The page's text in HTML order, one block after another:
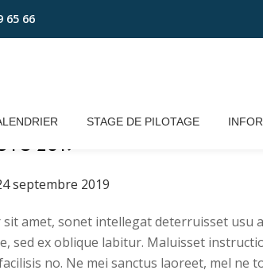
65 66
STAGE DE PILOTAGE
2019
septembre 2019
amet, sonet intellegat deterruisset usu
sed ex oblique labitur. Maluisset
no. Ne mei sanctus laoreet, mel ne